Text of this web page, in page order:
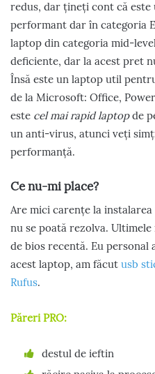
redus, dar țineți cont că este
performant dar în categoria
laptop din categoria mid-
deficiente, dar la acest pret
Însă este un laptop util
de la Microsoft: Office,
este cel mai rapid laptopde
un anti-virus, atunci veți
performanță.
Ce nu-mi place?
Are mici carențe la
nu se poată rezolva.
de bios recentă. Eu personal
acest laptop, am făcut usb
Rufus.
Păreri PRO:
destul de ieftin